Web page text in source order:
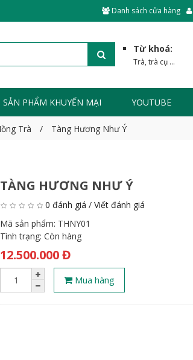
Danh sách cửa hàng
Từ khoá:
Trà,trà cụ ...
SẢN PHẨM KHUYẾN MẠI YOUTUBE
Trà Tàng Hương Như Ý
TÀNG HƯƠNG NHƯ Ý
0 đánh giá / Viết đánh giá
Mã sản phẩm: THNY01
Tình trạng: Còn hàng
12.500.000 Đ
Mua hàng